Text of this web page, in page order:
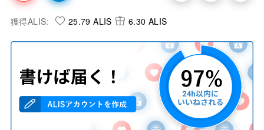
獲得ALIS: 25.79 ALIS 6.30 ALIS